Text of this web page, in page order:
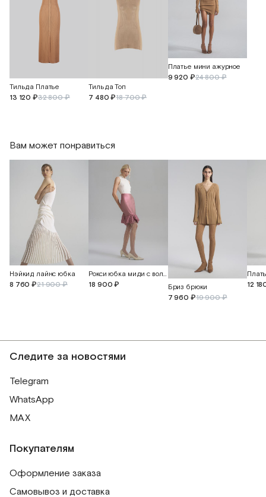
Тильда Платье
13 120 ₽32 800 ₽
Тильда Топ
7 480 ₽18 700 ₽
Платье мини ажурное
9 920 ₽24 800 ₽
Вам может понравиться
Нэйкид лайнс юбка
8 760 ₽21 900 ₽
Рокси юбка миди с воланом
18 900 ₽
Бриз брюки
7 960 ₽19 900 ₽
12
Следите за новостями
Telegram
WhatsApp
MAX
Покупателям
Оформление заказа
Самовывоз и доставка